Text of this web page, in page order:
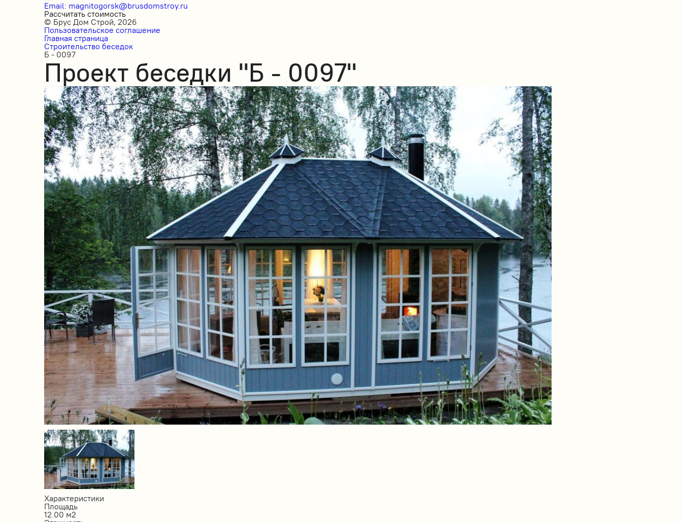
Email: magnitogorsk@brusdomstroy.ru
Рассчитать стоимость
© Брус Дом Строй, 2026
Пользовательское соглашение
Главная страница
Строительство беседок
Б - 0097
Проект беседки "Б - 0097"
Характеристики
Площадь
12.00 м2